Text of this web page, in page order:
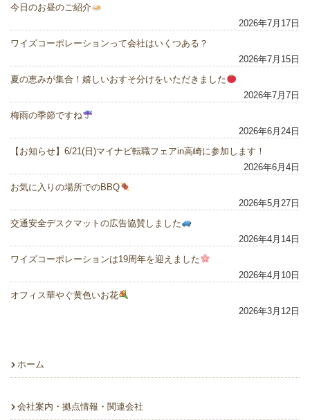
今日のお昼のご紹介
2026年7月17日
ワイズコーポレーションって会社はいくつある？
2026年7月15日
夏の恵みが集合！嬉しいおすそ分けをいただきました
2026年7月7日
梅雨の季節ですね
2026年6月24日
【お知らせ】6/21(日)マイナビ転職フェアin高崎に参加します！
2026年6月4日
お気に入りの場所でのBBQ
2026年5月27日
交通安全デスクマットの広告協賛しました
2026年4月14日
ワイズコーポレーションは19周年を迎えました
2026年4月10日
オフィス華やぐ黄色いお花
2026年3月12日
ホーム
会社案内・拠点情報・関連会社